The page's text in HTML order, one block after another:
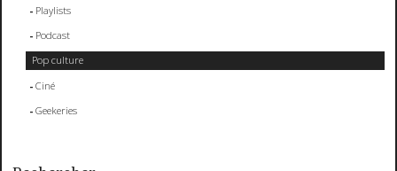
Playlists
Podcast
Pop culture
Ciné
Geekeries